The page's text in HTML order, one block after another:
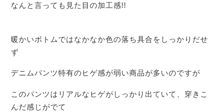
なんと言っても見た目の加工感!!
暖かいボトムではなかなか色の落ち具合をしっかりだせ
ず
デニムパンツ特有のヒゲ感が弱い商品が多いのですが
このパンツはリアルなヒゲがしっかり出ていて、穿きこ
んだ感じがでて